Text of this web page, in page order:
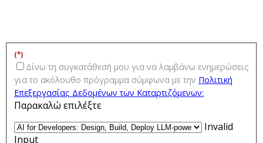
(*)
Δίνω τη συγκατάθεσή μου για να λαμβάνω ενημερώσεις
για τo ακόλουθο πρόγραμμα σύμφωνα με την Πολιτική
Επεξεργασίας Δεδομένων των Kαταρτιζόμενων:
Παρακαλώ επιλέξτε
Invalid
Input